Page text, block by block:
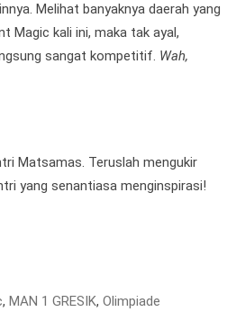
Melihat banyaknya daerah yang
Magic kali ini, maka tak ayal,
sangat kompetitif. Wah,
Matsamas. Teruslah mengukir
yang senantiasa menginspirasi!
, MAN 1 GRESIK, Olimpiade